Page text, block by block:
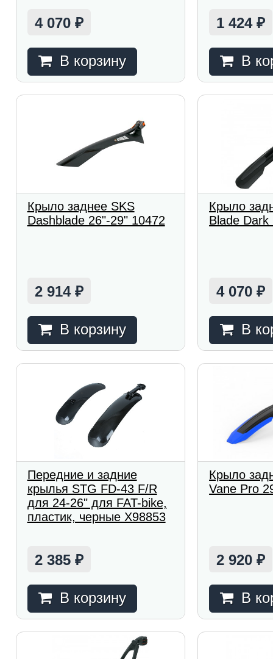
4 070 ₽
В корзину
1 424₽
В
Крыло заднее SKS
Dashblade 26"-29" 10472
2 914 ₽
В корзину
Крыло
Blade Dark
4 070₽
В
Передние и задние
крылья STG FD-43 F/R
для 24-26" для FAT-bike,
пластик, черные Х98853
2 385 ₽
В корзину
Крыло
Vane Pro
2 920₽
В